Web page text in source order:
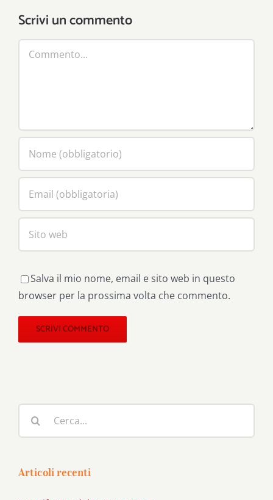
Scrivi un commento
Salva il mio nome, email e sito web in questo
browser per la prossima volta che commento.
per:
Articoli recenti